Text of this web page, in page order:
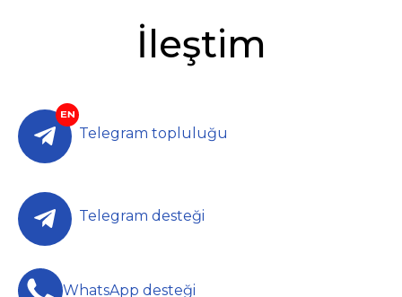
İleştim
Telegram topluluğu
Telegram desteği
WhatsApp desteği